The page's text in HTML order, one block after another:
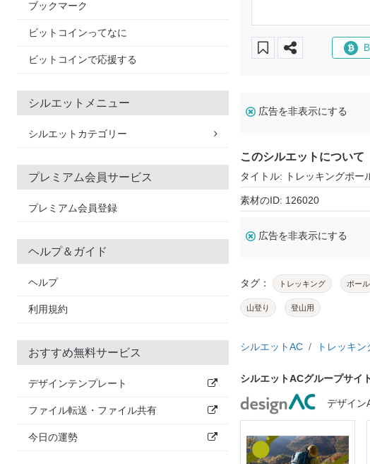
ブックマーク
ビットコインってなに
ビットコインで応援する
シルエットメニュー
シルエットカテゴリー
プレミアム会員サービス
プレミアム会員登録
ヘルプ＆ガイド
ヘルプ
利用規約
おすすめ無料サービス
デザインテンプレート
ファイル転送・ファイル共有
今日の運勢
広告を非表示にする
このシルエットについて
タイトル: トレッキングポー
素材のID: 126020
広告を非表示にする
タグ： トレッキング ポール
山登り 登山用
シルエットAC トレッキ
シルエットACグループサイ
デザイン